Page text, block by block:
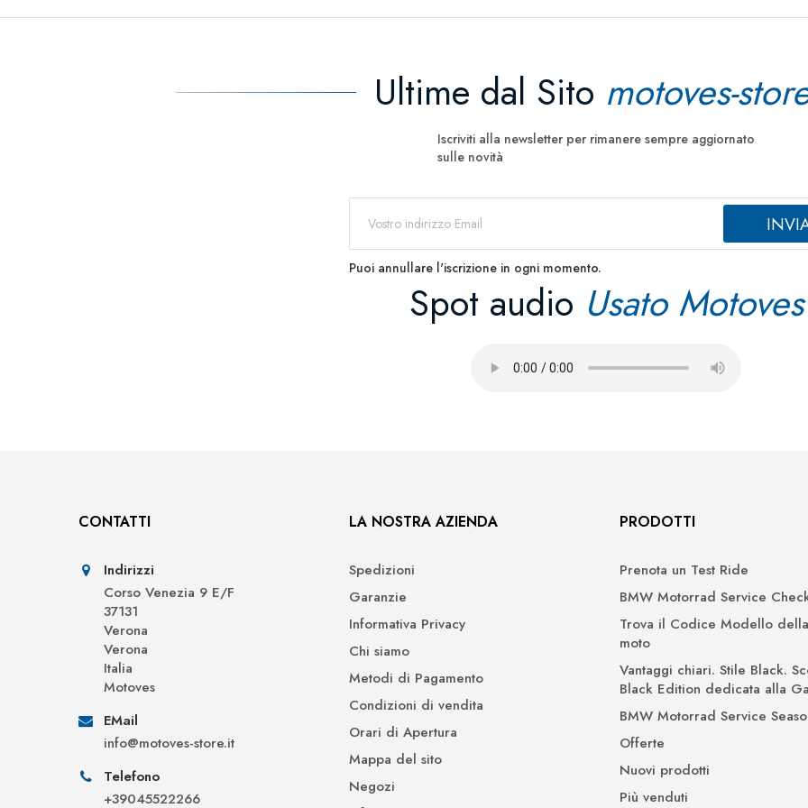
Ultime dal Sito motoves-
Iscriviti alla newsletter per rimanere sempre aggiornato
sulle novità
Puoi annullare l'iscrizione in ogni momento.
Spot audio Usato Motoves
CONTATTI
Indirizzi
Corso Venezia 9 E/F
37131
Verona
Verona
Italia
Motoves
EMail
info@motoves-store.it
Telefono
+39045522266
LA NOSTRA AZIENDA
Spedizioni
Garanzie
Informativa Privacy
Chi siamo
Metodi di Pagamento
Condizioni di vendita
Orari di Apertura
Mappa del sito
Negozi
PRODOTTI
Prenota un Test Ride
BMW Motorrad Service
Trova il Codice Modello
moto
Vantaggi chiari. Stile Black.
Black Edition dedicata alla
BMW Motorrad Service
Offerte
Nuovi prodotti
Più venduti